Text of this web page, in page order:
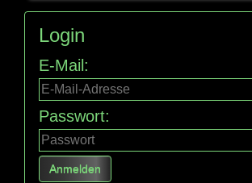
Login
E-Mail:
Passwort: